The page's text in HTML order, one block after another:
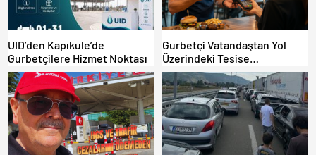
UID’den Kapıkule’de
Gurbetçilere Hizmet Noktası
Gurbetçi Vatandaştan Yol
Üzerindeki Tesise
Dolandırıcılık İddiası:
“Hesabınızı Mutlaka Kontrol
Edin”